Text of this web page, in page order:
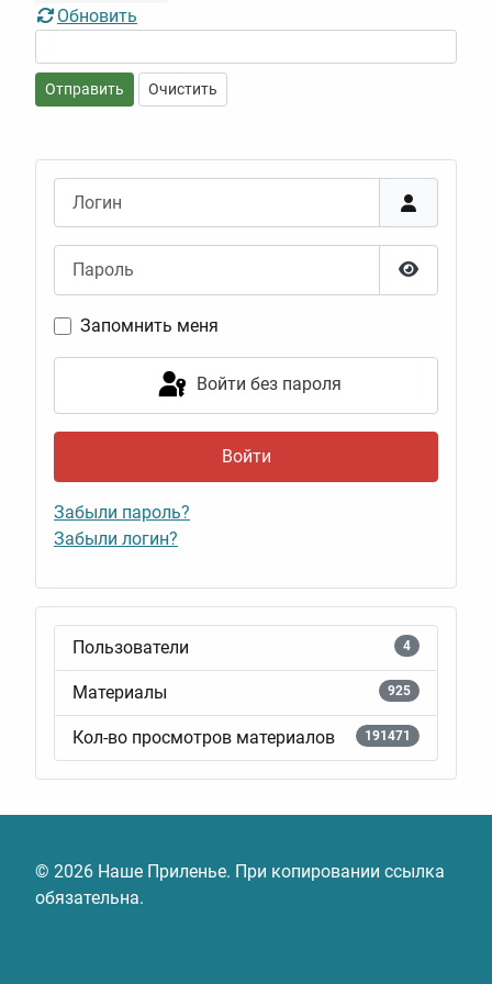
Обновить
Отправить Очистить
Показать
Запомнить меня
Войти без пароля
Войти
Забыли пароль?
Забыли логин?
Пользователи 4
Материалы 925
Кол-во просмотров материалов 191471
© 2026 Наше Приленье. При копировании ссылка
обязательна.